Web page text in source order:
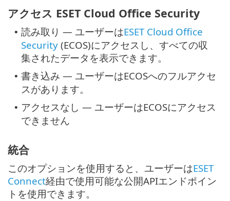
アクセス ESET Cloud Office Security
• 読み取り — ユーザーはESET Cloud Office
Security (ECOS)にアクセスし、すべての収
集されたデータを表示できます。
• 書き込み — ユーザーはECOSへのフルアクセ
スがあります。
• アクセスなし — ユーザーはECOSにアクセス
できません
統合
このオプションを使用すると、ユーザーはESET
Connect経由で使用可能な公開APIエンドポイン
トを使用できます。